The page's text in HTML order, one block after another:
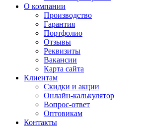
О компании
Производство
Гарантия
Портфолио
Отзывы
Реквизиты
Вакансии
Карта сайта
Клиентам
Скидки и акции
Онлайн-калькулятор
Вопрос-ответ
Оптовикам
Контакты